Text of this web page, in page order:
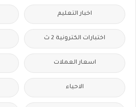
اخبار التعليم
اختبارات الكترونية 2 ث
اسعار العملات
الاحياء